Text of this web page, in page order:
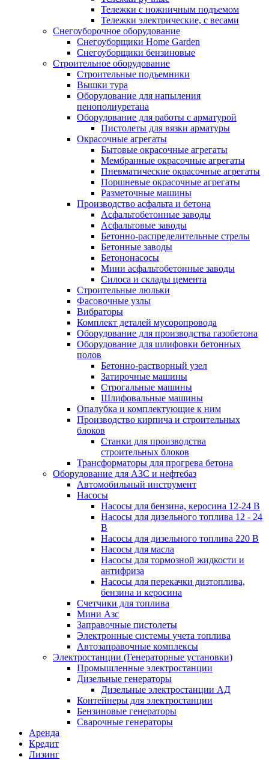
Тележки с ножничным подъемом
Тележки электрические, с весами
Снегоуборочное оборудование
Снегоуборщики Home Garden
Снегоуборщики бензиновые
Строительное оборудование
Cтроительные подъемники
Вышки тура
Оборудование для напыления
пенополиуретана
Оборудование для работы с арматурой
Пистолеты для вязки арматуры
Окрасочные агрегаты
Бытовые окрасочные агрегаты
Мембранные окрасочные агрегаты
Пневматические окрасочные агрегаты
Поршневые окрасочные агрегаты
Разметочные машины
Производство асфальта и бетона
Асфальтобетонные заводы
Асфальтовые заводы
Бетонно-распределительные стрелы
Бетонные заводы
Бетононасосы
Мини асфальтобетонные заводы
Силоса и склады цемента
Строительные люльки
Фасовочные узлы
Вибраторы
Комплект деталей мусоропровода
Оборудование для производства газобетона
Оборудование для шлифовки бетонных
полов
Бетонно-растворный узел
Затирочные машины
Строгальные машины
Шлифовальные машины
Опалубка и комплектующие к ним
Производство кирпича и строительных
блоков
Cтанки для производства
строительных блоков
Трансформаторы для прогрева бетона
Оборудование для АЗС и нефтебаз
Автомобильный инструмент
Насосы
Насосы для бензина, керосина 12-24 В
Насосы для дизельного топлива 12 - 24
В
Насосы для дизельного топлива 220 В
Насосы для масла
Насосы для тормозной жидкости и
антифриза
Насосы для перекачки дизтоплива,
бензина и керосина
Счетчики для топлива
Мини Азс
Заправочные пистолеты
Электронные системы учета топлива
Автозаправочные комплексы
Электростанции (Генераторные установки)
Промышленные электростанции
Дизельные генераторы
Дизельные электростанции АД
Контейнеры для электростанции
Бензиновые генераторы
Сварочные генераторы
Аренда
Кредит
Лизинг